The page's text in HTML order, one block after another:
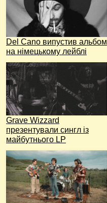
Del Cano випустив альбом
на німецькому лейблі
Grave Wizzard
презентували сингл із
майбутнього LP